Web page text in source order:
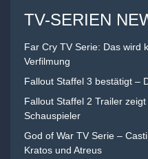
TV-SERIEN
Far Cry TV Serie: Das wird
Verfilmung
Fallout Staffel 3 bestätigt –
Fallout Staffel 2 Trailer
Schauspieler
God of War TV Serie –
Kratos und Atreus